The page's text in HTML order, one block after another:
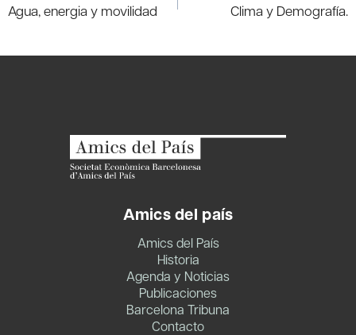
de
Agua, energia y movilidad Clima y Demografía.
Amics del país
Amics del País
Historia
Agenda y Noticias
Publicaciones
Barcelona Tribuna
Contacto